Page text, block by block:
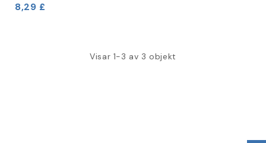
8,29 £
Visar 1-3 av 3 objekt